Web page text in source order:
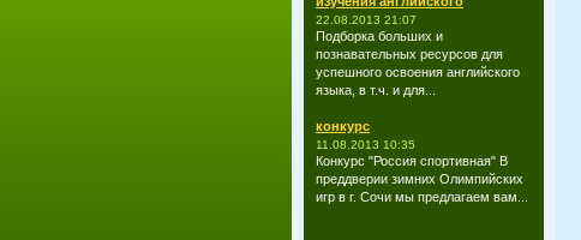
22.08.2013 21:07
Подборка больших и
познавательных ресурсов для
успешного освоения английского
языка, в т.ч. и для...
конкурс
11.08.2013 10:35
Конкурс "Россия спортивная" В
преддверии зимних Олимпийских
игр в г. Сочи мы предлагаем вам...